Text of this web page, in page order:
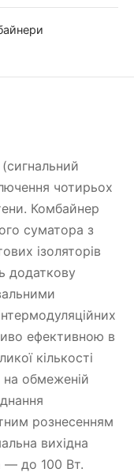
чотирьох
Комбайнер
суматора з
ізоляторів
додаткову
ефективною в
кількості
на обмеженій
рознесенням
вихідна
— до 100 Вт.